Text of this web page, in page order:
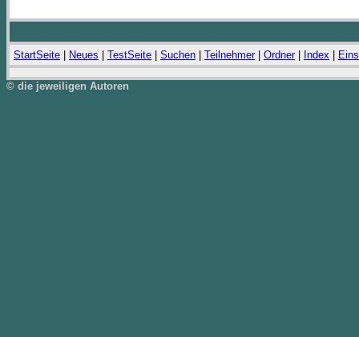
StartSeite Neues TestSeite Suchen Teilnehmer| Ordner| Index
© die jeweiligen Autoren